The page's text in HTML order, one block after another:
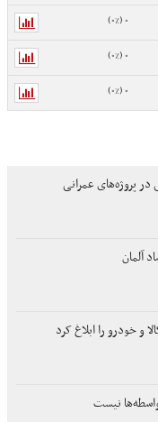
0 (0%)
0 (0%)
0 (0%)
پروژه‌های عمرانی
آلمان
و خودرو را ابلاغ کرد
نیست